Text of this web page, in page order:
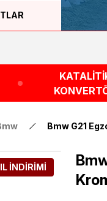
Bmw G21
İNDİRİMİ